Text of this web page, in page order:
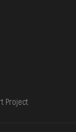
Project